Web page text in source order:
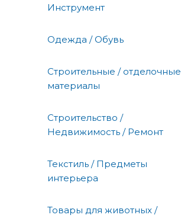
Инструмент
Одежда / Обувь
Строительные / отделочные
материалы
Строительство /
Недвижимость / Ремонт
Текстиль / Предметы
интерьера
Товары для животных /